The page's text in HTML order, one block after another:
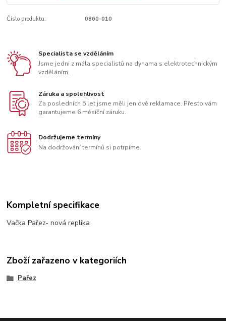
Číslo produktu: 0860-010
Specialista se vzděláním
Jsme jedni z mála specialistů na dynama s elektrotechnickým
vzděláním.
Záruka a spolehlivost
Za posledních 5 let jsme měli jen dvě reklamace. Přesto vám
garantujeme 6 měsíční záruku.
Dodržujeme termíny
Na dodržování termínů si potrpíme.
Kompletní specifikace
Vačka Pařez- nová replika
Zboží zařazeno v kategoriích
Pařez